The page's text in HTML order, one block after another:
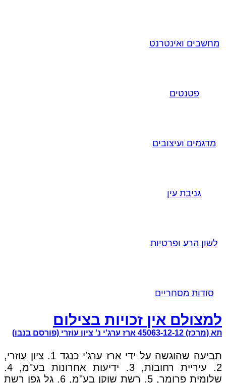
מחשבים ואינטרנט
פטנטים
מדגמים ועיצובים
גניבת עין
לשון הרע ופרטיות
סודות מסחריים
למצולם אין זכויות בצילום
תא (מרכז) 45063-12-12 ארז ערג'י נ' ציון עוזרי (פורסם בנבו)
תביעה שהוגשה על ידי ארז ערג'י כנגד 1. ציון עוזרי,
2. עיריית רחובות, 3. ידיעות אחרונות בע"מ, 4.
שלומית פרומר, 5. רשת שוקן בע"מ, 6. גל גפן רשת